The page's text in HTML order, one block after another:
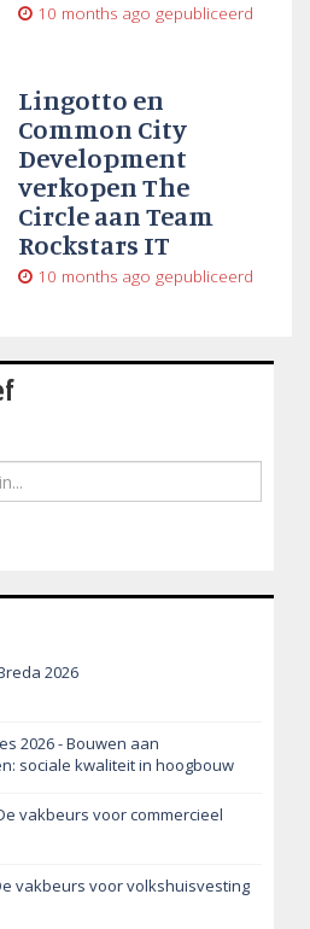
10 months ago gepubliceerd
Lingotto en
Common City
Development
verkopen The
Circle aan Team
Rockstars IT
10 months ago gepubliceerd
2026
2026 - Bouwen aan
sociale kwaliteit in hoogbouw
vakbeurs voor commercieel
vakbeurs voor volkshuisvesting